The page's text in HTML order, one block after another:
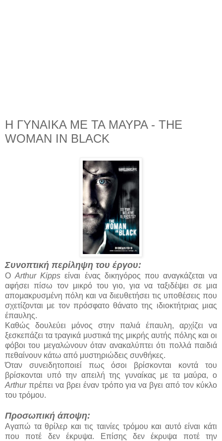
Η ΓΥΝΑΙΚΑ ΜΕ ΤΑ ΜΑΥΡΑ - THE
WOMAN IN BLACK
Συνοπτική περίληψη του έργου:
Ο Arthur Kippsείναι ένας δικηγόρος που αναγκάζεται να
αφήσει πίσω τον μικρό του γιο, για να ταξιδέψει σε μια
απομακρυσμένη πόλη και να διευθετήσει τις υποθέσεις που
σχετίζονται με τον πρόσφατο θάνατο της ιδιοκτήτριας μιας
έπαυλης.
Καθώς δουλεύει μόνος στην παλιά έπαυλη, αρχίζει να
ξεσκεπάζει τα τραγικά μυστικά της μικρής αυτής πόλης και οι
φόβοι του μεγαλώνουν όταν ανακαλύπτει ότι πολλά παιδιά
πεθαίνουν κάτω από μυστηριώδεις συνθήκες.
Όταν συνειδητοποιεί πως όσοι βρίσκονται κοντά του
βρίσκονται υπό την απειλή της γυναίκας με τα μαύρα, ο
Arthurπρέπει να βρει έναν τρόπο για να βγει από τον κύκλο
του τρόμου.
Προσωπική άποψη:
Αγαπώ τα θρίλερ και τις ταινίες τρόμου και αυτό είναι κάτι
που ποτέ δεν έκρυψα. Επίσης δεν έκρυψα ποτέ την